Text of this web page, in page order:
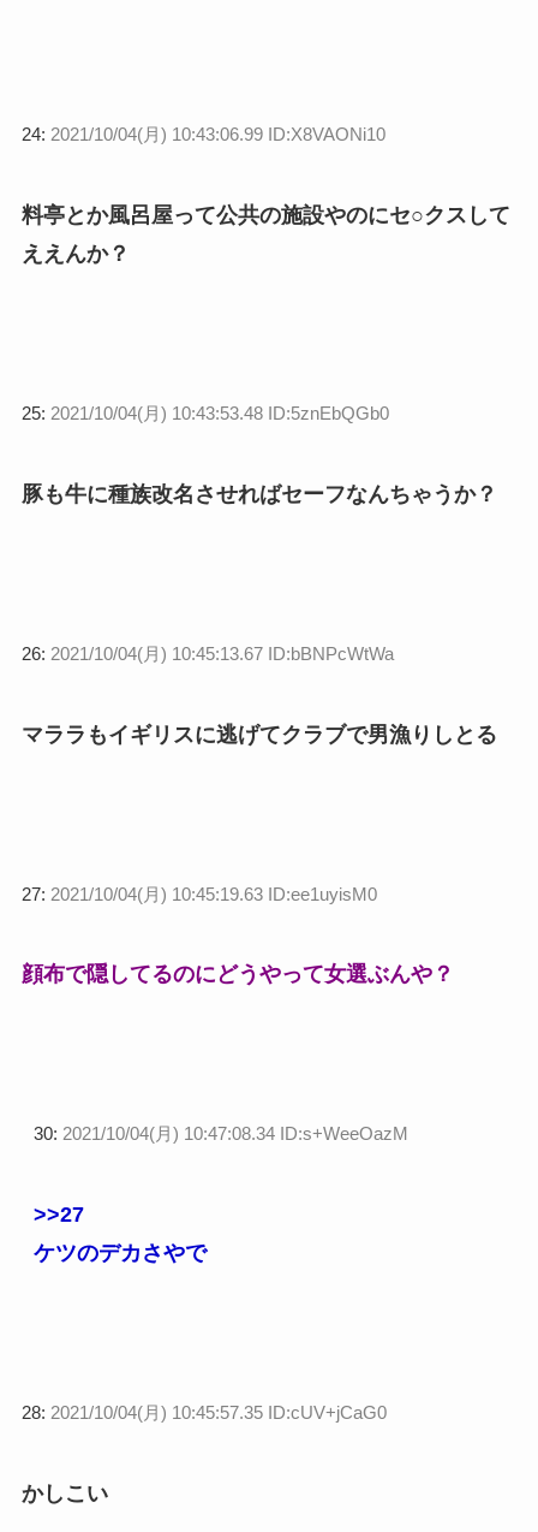
24: 2021/10/04(月) 10:43:06.99 ID:X8VAONi10
料亭とか風呂屋って公共の施設やのにセ○クスして
ええんか？
25: 2021/10/04(月) 10:43:53.48 ID:5znEbQGb0
豚も牛に種族改名させればセーフなんちゃうか？
26: 2021/10/04(月) 10:45:13.67 ID:bBNPcWtWa
マララもイギリスに逃げてクラブで男漁りしとる
27: 2021/10/04(月) 10:45:19.63 ID:ee1uyisM0
顔布で隠してるのにどうやって女選ぶんや？
30: 2021/10/04(月) 10:47:08.34 ID:s+WeeOazM
>>27
ケツのデカさやで
28: 2021/10/04(月) 10:45:57.35 ID:cUV+jCaG0
かしこい